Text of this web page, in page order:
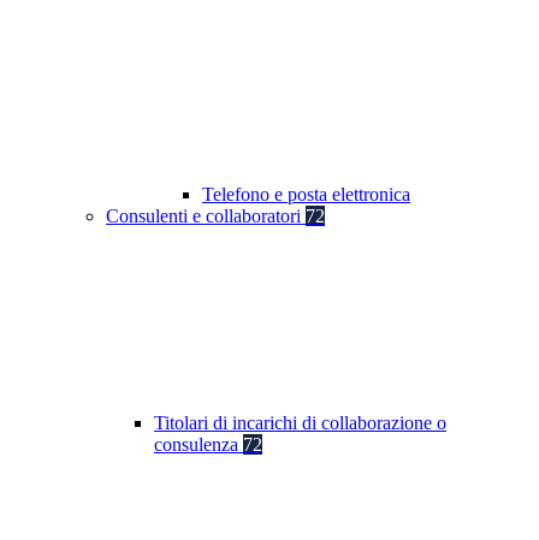
Telefono e posta elettronica
Consulenti e collaboratori 72
Titolari di incarichi di collaborazione o
consulenza 72